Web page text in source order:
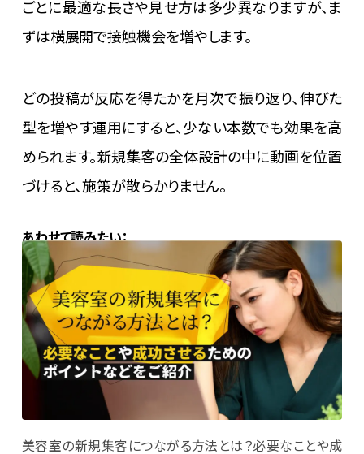
ごとに最適な長さや見せ方は多少異なりますが、ま
ずは横展開で接触機会を増やします。
どの投稿が反応を得たかを月次で振り返り、伸びた
型を増やす運用にすると、少ない本数でも効果を高
められます。新規集客の全体設計の中に動画を位置
づけると、施策が散らかりません。
あわせて読みたい：
美容室の新規集客につながる方法とは？必要なことや成